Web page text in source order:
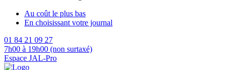
Au coût le plus bas
En choisissant votre journal
01 84 21 09 27
7h00 à 19h00 (non surtaxé)
Espace JAL-Pro